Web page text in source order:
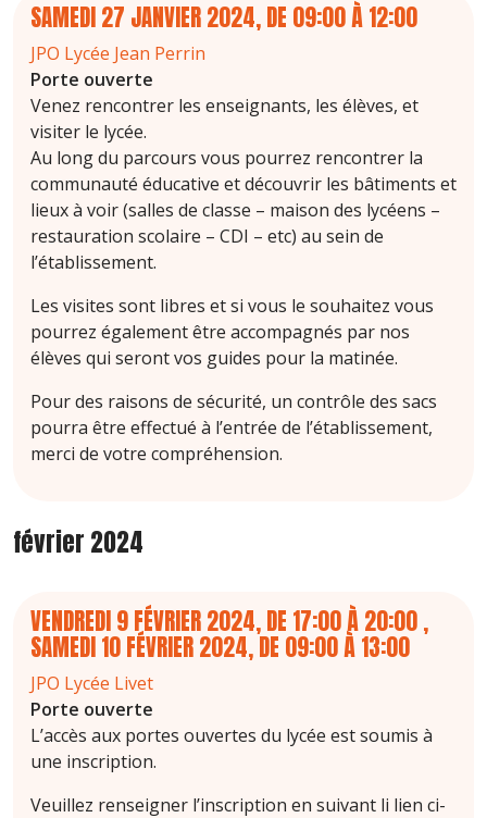
SAMEDI 27 JANVIER 2024, DE 09:00À12:00
JPO Lycée Jean Perrin
Porte ouverte
Venez rencontrer les enseignants, les élèves, et
visiter le lycée.
Au long du parcours vous pourrez rencontrer la
communauté éducative et découvrir les bâtiments et
lieux à voir (salles de classe – maison des lycéens –
restauration scolaire – CDI – etc) au sein de
l’établissement.
Les visites sont libres et si vous le souhaitez vous
pourrez également être accompagnés par nos
élèves qui seront vos guides pour la matinée.
Pour des raisons de sécurité, un contrôle des sacs
pourra être effectué à l’entrée de l’établissement,
merci de votre compréhension.
février 2024
VENDREDI 9 FÉVRIER 2024, DE 17:00À20:00,
SAMEDI 10 FÉVRIER 2024, DE 09:00À13:00
JPO Lycée Livet
Porte ouverte
L’accès aux portes ouvertes du lycée est soumis à
une inscription.
Veuillez renseigner l’inscription en suivant li lien ci-